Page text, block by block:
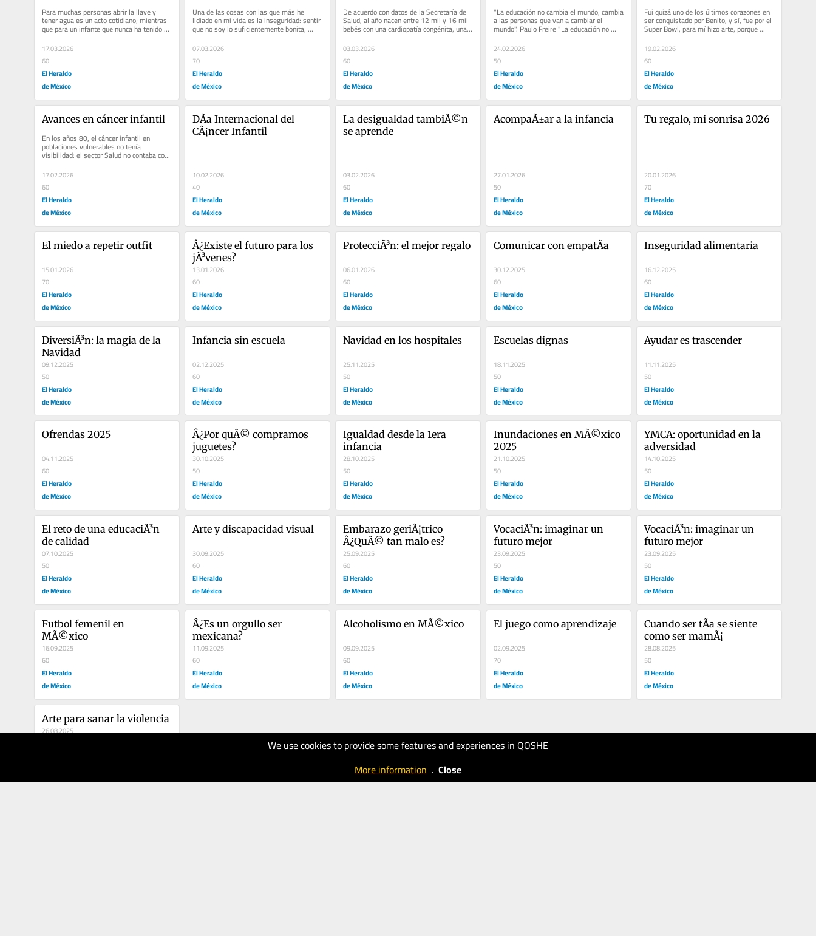
We use cookies to provide some features and experiences in QOSHE
More information . Close
Para muchas personas abrir la llave y
tener agua es un acto cotidiano; mientras
que para un infante que nunca ha tenido
acceso a este recurso, se...
17.03.2026
60
El Heraldo
de México
Una de las cosas con las que más he
lidiado en mi vida es la inseguridad: sentir
que no soy lo suficientemente bonita,
inteligente o capaz. Con el...
07.03.2026
70
El Heraldo
de México
De acuerdo con datos de la Secretaría de
Salud, al año nacen entre 12 mil y 16 mil
bebés con una cardiopatía congénita, una
03.03.2026
60
El Heraldo
de México
"La educación no cambia el mundo, cambia
a las personas que van a cambiar el
mundo". Paulo Freire "La educación no
24.02.2026
50
El Heraldo
de México
Fui quizá uno de los últimos corazones en
ser conquistado por Benito, y sí, fue por el
Super Bowl, para mí hizo arte, porque
dominó la...
19.02.2026
60
El Heraldo
de México
Avances en cáncer infantil
En los años 80, el cáncer infantil en
poblaciones vulnerables no tenía
visibilidad: el sector Salud no contaba con
17.02.2026
60
El Heraldo
de México
DÃ­a Internacional del
CÃ¡ncer Infantil
10.02.2026
40
El Heraldo
de México
La desigualdad tambiÃ©n
se aprende
03.02.2026
60
El Heraldo
de México
AcompaÃ±ar a la infancia
27.01.2026
50
El Heraldo
de México
Tu regalo, mi sonrisa 2026
20.01.2026
70
El Heraldo
de México
El miedo a repetir outfit
15.01.2026
70
El Heraldo
de México
Â¿Existe el futuro para los
jÃ³venes?
13.01.2026
60
El Heraldo
de México
ProtecciÃ³n: el mejor regalo
06.01.2026
60
El Heraldo
de México
Comunicar con empatÃ­a
30.12.2025
60
El Heraldo
de México
Inseguridad alimentaria
16.12.2025
60
El Heraldo
de México
DiversiÃ³n: la magia de la
Navidad
09.12.2025
50
El Heraldo
de México
Infancia sin escuela
02.12.2025
60
El Heraldo
de México
Navidad en los hospitales
25.11.2025
50
El Heraldo
de México
Escuelas dignas
18.11.2025
50
El Heraldo
de México
Ayudar es trascender
11.11.2025
50
El Heraldo
de México
Ofrendas 2025
04.11.2025
60
El Heraldo
de México
Â¿Por quÃ© compramos
juguetes?
30.10.2025
50
El Heraldo
de México
Igualdad desde la 1era
infancia
28.10.2025
50
El Heraldo
de México
Inundaciones en MÃ©xico
2025
21.10.2025
50
El Heraldo
de México
YMCA: oportunidad en la
adversidad
14.10.2025
50
El Heraldo
de México
El reto de una educaciÃ³n
de calidad
07.10.2025
50
El Heraldo
de México
Arte y discapacidad visual
30.09.2025
60
El Heraldo
de México
Embarazo geriÃ¡trico
Â¿QuÃ© tan malo es?
25.09.2025
60
El Heraldo
de México
VocaciÃ³n: imaginar un
futuro mejor
23.09.2025
50
El Heraldo
de México
VocaciÃ³n: imaginar un
futuro mejor
23.09.2025
50
El Heraldo
de México
Futbol femenil en
MÃ©xico
16.09.2025
60
El Heraldo
de México
Â¿Es un orgullo ser
mexicana?
11.09.2025
60
El Heraldo
de México
Alcoholismo en MÃ©xico
09.09.2025
60
El Heraldo
de México
El juego como aprendizaje
02.09.2025
70
El Heraldo
de México
Cuando ser tÃ­a se siente
como ser mamÃ¡
28.08.2025
50
El Heraldo
de México
Arte para sanar la violencia
26.08.2025